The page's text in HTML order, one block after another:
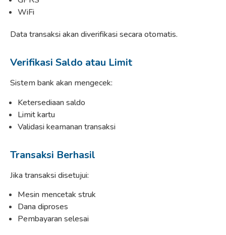
WiFi
Data transaksi akan diverifikasi secara otomatis.
Verifikasi Saldo atau Limit
Sistem bank akan mengecek:
Ketersediaan saldo
Limit kartu
Validasi keamanan transaksi
Transaksi Berhasil
Jika transaksi disetujui:
Mesin mencetak struk
Dana diproses
Pembayaran selesai